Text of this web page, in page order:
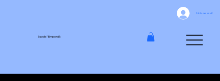
Escola l'Empordà
Inicia la sessió